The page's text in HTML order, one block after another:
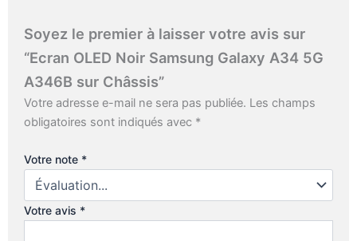
Soyez le premier à laisser votre avis sur
“Ecran OLED Noir Samsung Galaxy A34 5G
A346B sur Châssis”
Votre adresse e-mail ne sera pas publiée. Les champs
obligatoires sont indiqués avec *
Votre note *
Votre avis *